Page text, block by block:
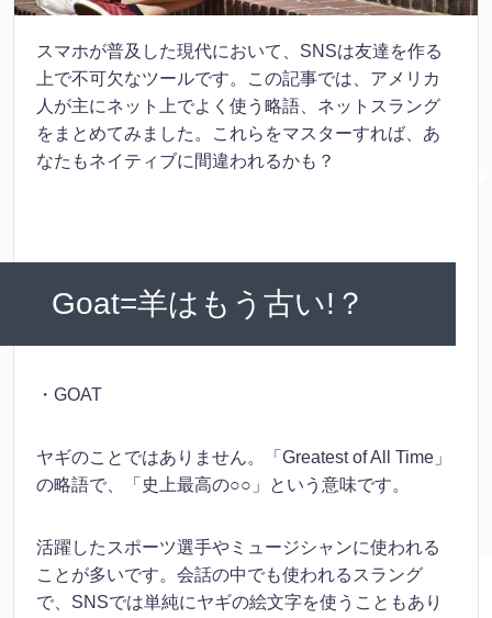
スマホが普及した現代において、SNSは友達を作る
上で不可欠なツールです。この記事では、アメリカ
人が主にネット上でよく使う略語、ネットスラング
をまとめてみました。これらをマスターすれば、あ
なたもネイティブに間違われるかも？
Goat=羊はもう古い!？
・GOAT
ヤギのことではありません。「Greatest of All Time」
の略語で、「史上最高の○○」という意味です。
活躍したスポーツ選手やミュージシャンに使われる
ことが多いです。会話の中でも使われるスラング
で、SNSでは単純にヤギの絵文字を使うこともあり